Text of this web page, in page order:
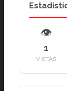
👁
1
VISTAS